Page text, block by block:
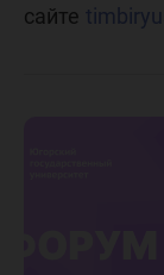
сайте